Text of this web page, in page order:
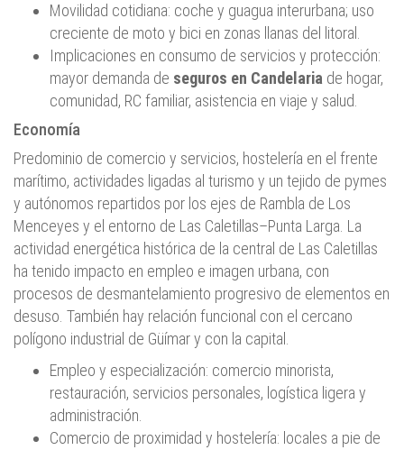
Movilidad cotidiana: coche y guagua interurbana; uso
creciente de moto y bici en zonas llanas del litoral.
Implicaciones en consumo de servicios y protección:
mayor demanda de seguros en Candelaria de hogar,
comunidad, RC familiar, asistencia en viaje y salud.
Economía
Predominio de comercio y servicios, hostelería en el frente
marítimo, actividades ligadas al turismo y un tejido de pymes
y autónomos repartidos por los ejes de Rambla de Los
Menceyes y el entorno de Las Caletillas–Punta Larga. La
actividad energética histórica de la central de Las Caletillas
ha tenido impacto en empleo e imagen urbana, con
procesos de desmantelamiento progresivo de elementos en
desuso. También hay relación funcional con el cercano
polígono industrial de Güímar y con la capital.
Empleo y especialización: comercio minorista,
restauración, servicios personales, logística ligera y
administración.
Comercio de proximidad y hostelería: locales a pie de